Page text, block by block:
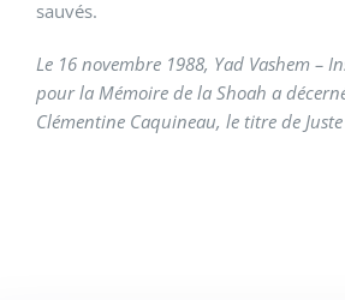
sauvés.
Le 16 novembre 1988, Yad Vashem –
pour la Mémoire de la Shoah a
Clémentine Caquineau, le titre de